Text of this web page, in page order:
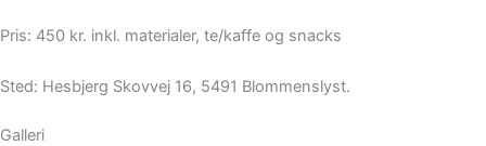
Pris: 450 kr. inkl. materialer, te/kaffe og snacks
Sted: Hesbjerg Skovvej 16, 5491 Blommenslyst.
Galleri